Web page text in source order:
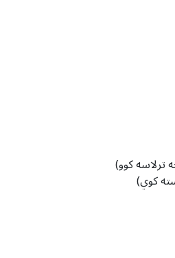
ترلاسه کوو)
کوي)